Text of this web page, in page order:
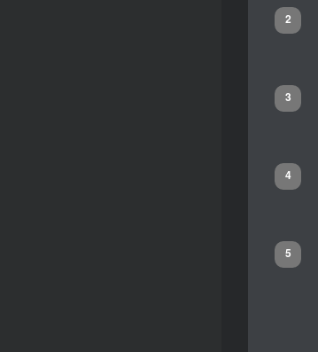
2
3
4
5